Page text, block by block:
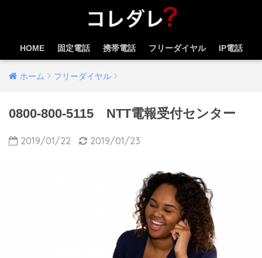
HOME 固定電話 携帯電話 フリーダイヤル IP電話
ホーム フリーダイヤル
0800-800-5115 NTT電報受付センター
2019/01/22 2019/01/23